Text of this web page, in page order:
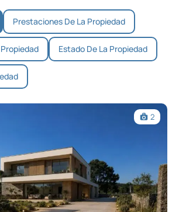
Prestaciones De La Propiedad
Estado De La Propiedad
2